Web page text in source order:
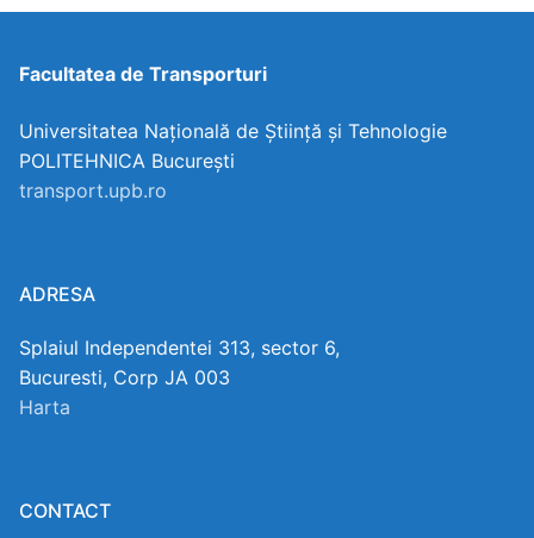
Facultatea de Transporturi
Universitatea Națională de Știință și Tehnologie
POLITEHNICA București
transport.upb.ro
ADRESA
Splaiul Independentei 313, sector 6,
Bucuresti, Corp JA 003
Harta
CONTACT